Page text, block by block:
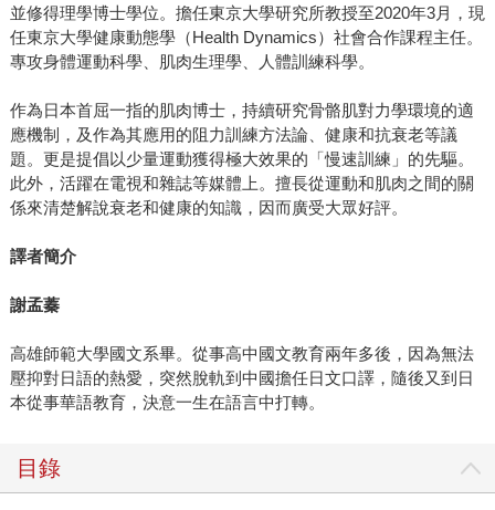
並修得理學博士學位。擔任東京大學研究所教授至2020年3月，現
任東京大學健康動態學（Health Dynamics）社會合作課程主任。
專攻身體運動科學、肌肉生理學、人體訓練科學。
作為日本首屈一指的肌肉博士，持續研究骨骼肌對力學環境的適
應機制，及作為其應用的阻力訓練方法論、健康和抗衰老等議
題。更是提倡以少量運動獲得極大效果的「慢速訓練」的先驅。
此外，活躍在電視和雜誌等媒體上。擅長從運動和肌肉之間的關
係來清楚解說衰老和健康的知識，因而廣受大眾好評。
譯者簡介
謝孟蓁
高雄師範大學國文系畢。從事高中國文教育兩年多後，因為無法
壓抑對日語的熱愛，突然脫軌到中國擔任日文口譯，隨後又到日
本從事華語教育，決意一生在語言中打轉。
目錄